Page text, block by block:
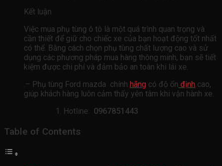
Kết luận
Việc mua phụ tùng ô tô là một quá trình quan trọng và
cần thiết để giữ cho chiếc xe của bạn hoạt động tốt nhất
có thể. Bằng cách chọn phụ tùng chất lượng cao và sử
dụng các phương pháp mua hàng thông minh, bạn sẽ tiết
kiệm được chi phí và đảm bảo an toàn khi lái xe.
.– Phụ tùng Ford mazda chính hãng có độ ổn định cao,
giúp khách hàng luôn cảm thấy yên tâm khi vận hành xe.
Hotline: 0967851443
Table of Contents